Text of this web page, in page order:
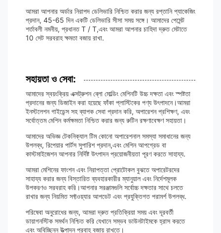
আমরা আপনার অর্ডার নিরাপদ ডেলিভারি নিশ্চিত করার জন্য রপ্তানি প্যাকেজিং
প্রদান, 45-65 দিন একটি ডেলিভারি সীসা সময় সঙ্গে। আমাদের পেমেন্ট
শর্তাবলী নমনীয়, প্রধানত T / T,এবং আমরা আপনার চাহিদা দ্রুত মেটাতে
10 সেট সরবরাহ ক্ষমতা বজায় রাখা.
সহায়তা ও সেবা:
আমাদের স্বয়ংক্রিয় এক্সট্রুশন ব্লো মোল্ডিং মেশিনটি উচ্চ দক্ষতা এবং স্পষ্টতা
প্রদানের জন্য ডিজাইন করা হয়েছে ফাঁকা প্লাস্টিকের পণ্য উৎপাদনে।আমরা
ইনস্টলেশন গাইডেন্স সহ ব্যাপক সেবা প্রদান করি, অপারেশন প্রশিক্ষণ, এবং
সর্বোত্তম মেশিন কর্মক্ষমতা নিশ্চিত করার জন্য রুটিন রক্ষণাবেক্ষণ সহায়তা।
আমাদের অভিজ্ঞ টেকনিক্যাল টিম কোনো অপারেশনাল সমস্যা সমাধানের জন্য
উপলব্ধ, রিপেয়ার পার্টস সুপারিশ প্রদান,এবং মেশিন আপগ্রেড বা
কাস্টমাইজেশন আপনার নির্দিষ্ট উৎপাদন প্রয়োজনীয়তা পূরণ করতে সাহায্য.
আমরা মেশিনের ফাংশন এবং নিরাপত্তা প্রোটোকল বুঝতে অপারেটরদের
সাহায্য করার জন্য বিস্তারিত ব্যবহারকারীর ম্যানুয়াল এবং নির্দেশমূলক
উপকরণও সরবরাহ করি।আপনার সরঞ্জামগুলি সর্বোচ্চ দক্ষতার সাথে চলতে
রাখার জন্য নিয়মিত সফ্টওয়্যার আপডেট এবং প্রযুক্তিগত পরামর্শ উপলব্ধ.
পরিষেবা অনুরোধের জন্য, আমরা দ্রুত প্রতিক্রিয়া সময় এবং দূরবর্তী
ডায়াগনস্টিক সমর্থন নিশ্চিত করি যেখানে সম্ভব ডাউনটাইমকে হ্রাস করতে
এবং অবিচ্ছিন্ন উত্পাদন প্রবাহ বজায় রাখতে।